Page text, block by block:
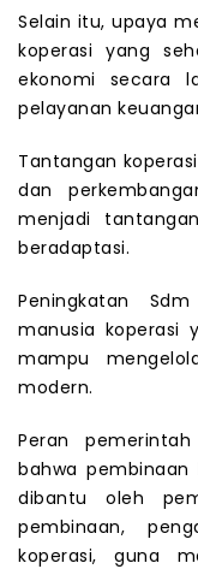
Selain itu, upaya
koperasi yang
ekonomi secara
pelayanan
Tantangan
dan
menjadi
beradaptasi.
Peningkatan
manusia koperasi
mampu
modern.
Peran
bahwa
dibantu oleh
pembinaan,
koperasi, guna